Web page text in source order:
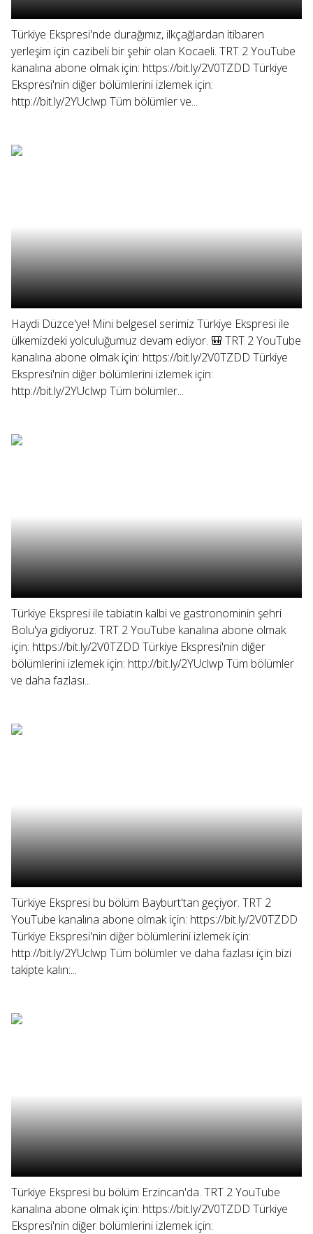
Türkiye Ekspresi'nde durağımız, ilkçağlardan itibaren
yerleşim için cazibeli bir şehir olan Kocaeli. TRT 2 YouTube
kanalına abone olmak için: https://bit.ly/2V0TZDD Türkiye
Ekspresi'nin diğer bölümlerini izlemek için:
http://bit.ly/2YUclwp Tüm bölümler ve...
Haydi Düzce'ye! Mini belgesel serimiz Türkiye Ekspresi ile
ülkemizdeki yolculuğumuz devam ediyor. 🎒 TRT 2 YouTube
kanalına abone olmak için: https://bit.ly/2V0TZDD Türkiye
Ekspresi'nin diğer bölümlerini izlemek için:
http://bit.ly/2YUclwp Tüm bölümler...
Türkiye Ekspresi ile tabiatın kalbi ve gastronominin şehri
Bolu'ya gidiyoruz. TRT 2 YouTube kanalına abone olmak
için: https://bit.ly/2V0TZDD Türkiye Ekspresi'nin diğer
bölümlerini izlemek için: http://bit.ly/2YUclwp Tüm bölümler
ve daha fazlası...
Türkiye Ekspresi bu bölüm Bayburt'tan geçiyor. TRT 2
YouTube kanalına abone olmak için: https://bit.ly/2V0TZDD
Türkiye Ekspresi'nin diğer bölümlerini izlemek için:
http://bit.ly/2YUclwp Tüm bölümler ve daha fazlası için bizi
takipte kalın:...
Türkiye Ekspresi bu bölüm Erzincan'da. TRT 2 YouTube
kanalına abone olmak için: https://bit.ly/2V0TZDD Türkiye
Ekspresi'nin diğer bölümlerini izlemek için: